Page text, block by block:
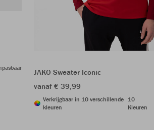
JAKO Sweater Iconic
vanaf € 39,99
Verkrijgbaar in 10 verschillende
kleuren
10
Kleuren